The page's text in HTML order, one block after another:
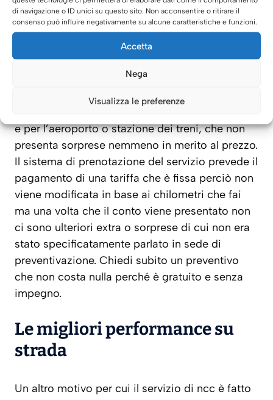
di navigazione o ID unici su questo sito. Non acconsentire o ritirare il
consenso può influire negativamente su alcune caratteristiche e funzioni.
Accetta
Nega
Visualizza le preferenze
Una tariffa fissa e senza
sorprese
Noleggio Auto Con Autista Usmate Velate
e per l’aeroporto o stazione dei treni, che non
presenta sorprese nemmeno in merito al prezzo.
Il sistema di prenotazione del servizio prevede il
pagamento di una tariffa che è fissa perciò non
viene modificata in base ai chilometri che fai
ma una volta che il conto viene presentato non
ci sono ulteriori extra o sorprese di cui non era
stato specificatamente parlato in sede di
preventivazione. Chiedi subito un preventivo
che non costa nulla perché è gratuito e senza
impegno.
Le migliori performance su
strada
Un altro motivo per cui il servizio di ncc è fatto